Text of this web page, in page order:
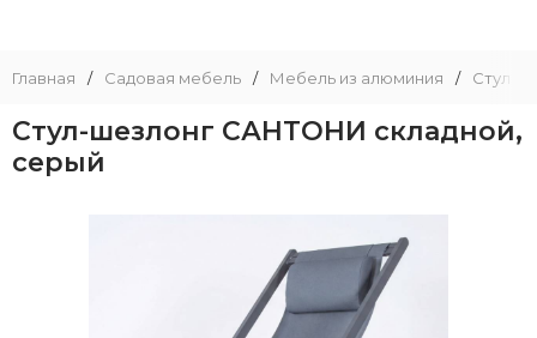
Главная / Садовая мебель / Мебель из алюминия / Стул
Стул-шезлонг САНТОНИ складной,
серый